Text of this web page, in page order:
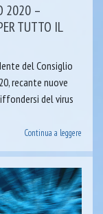
2020 –
TUTTO IL
del Consiglio
recante nuove
del virus
Continua a leggere